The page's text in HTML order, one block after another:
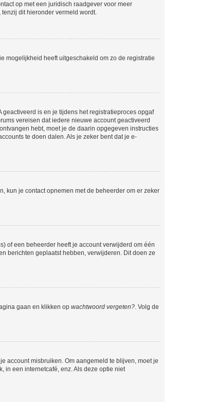
op met een juridisch raadgever voor meer
dit hieronder vermeld wordt.
mogelijkheid heeft uitgeschakeld om zo de registratie
is en je tijdens het registratieproces opgaf
vereisen dat iedere nieuwe account geactiveerd
hebt, moet je de daarin opgegeven instructies
te doen dalen. Als je zeker bent dat je e-
kun je contact opnemen met de beheerder om er zeker
of een beheerder heeft je account verwijderd om één
berichten geplaatst hebben, verwijderen. Dit doen ze
gaan en klikken op wachtwoord vergeten?. Volg de
account misbruiken. Om aangemeld te blijven, moet je
in een internetcafé, enz. Als deze optie niet